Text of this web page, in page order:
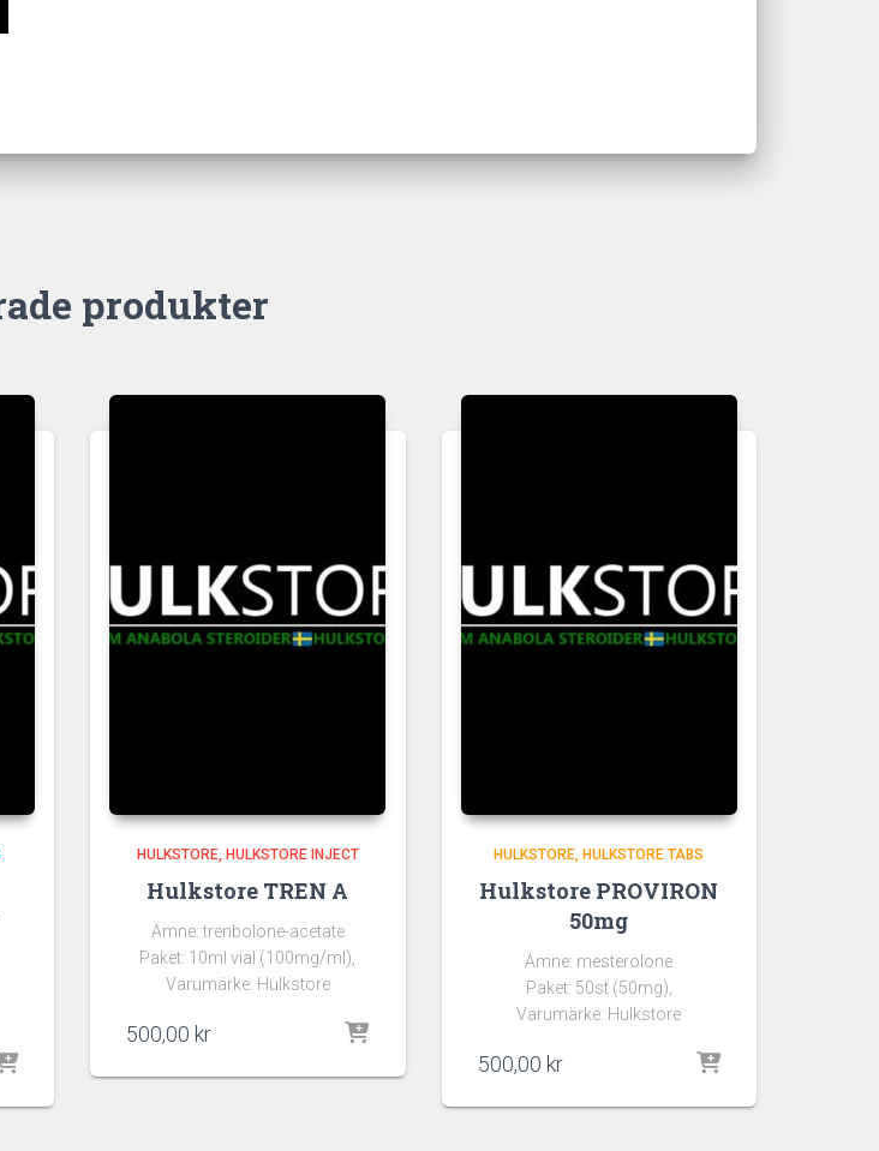
produkter
HULKSTORE HULKSTORE INJECT
Hulkstore TREN A
Ämne: trenbolone-acetate
Paket: 10ml vial (100mg/ml),
Varumärke: Hulkstore
500,00 kr
HULKSTORE HULKSTORE TABS
Hulkstore PROVIRON
50mg
Ämne: mesterolone
Paket: 50st (50mg),
Varumärke: Hulkstore
500,00 kr